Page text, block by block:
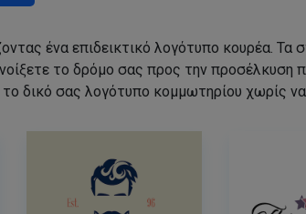
ένα επιδεικτικό λογότυπο κουρέα.
το δρόμο σας προς την
δικό σας λογότυπο κομμωτηρίου χωρίς